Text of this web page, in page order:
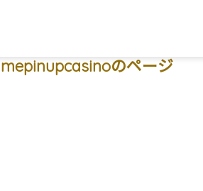
フリーワード検索のページ